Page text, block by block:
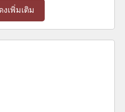
งเพิ่มเติม